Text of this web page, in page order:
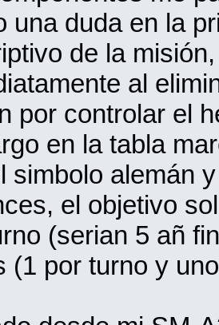
una duda en la
de la
al
por controlar el
en la tabla
simbolo alemán
el objetivo
(serian 5 añ
(1 por turno y